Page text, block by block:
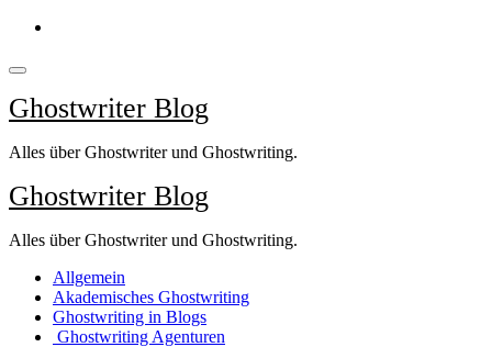
Springe
Inhalt
Ghostwriter Blog
Alles über Ghostwriter und Ghostwriting.
Ghostwriter Blog
Alles über Ghostwriter und Ghostwriting.
Allgemein
Akademisches Ghostwriting
Ghostwriting in Blogs
Ghostwriting Agenturen